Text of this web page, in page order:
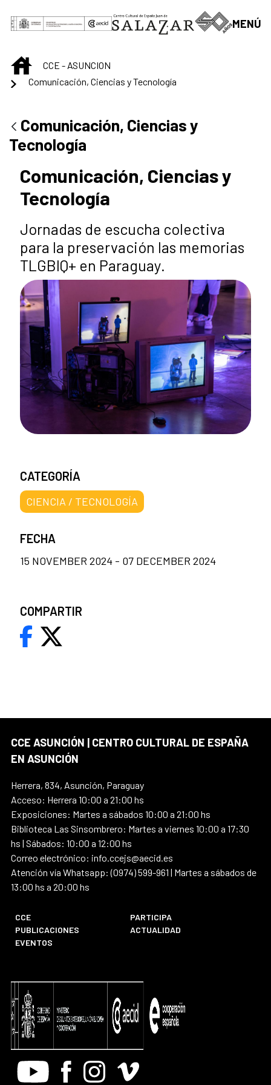
Saltar al contenido principal
MENÚ
INICIOCCE - ASUNCION
Comunicación, Ciencias y Tecnología
Comunicación, Ciencias y
Tecnología
Comunicación, Ciencias y
Tecnología
Jornadas de escucha colectiva
para la preservación las memorias
TLGBIQ+ en Paraguay.
CATEGORÍA
CIENCIA / TECNOLOGÍA
FECHA
15 NOVEMBER 2024 - 07 DECEMBER 2024
COMPARTIR
CCE ASUNCIÓN | CENTRO CULTURAL DE ESPAÑA
EN ASUNCIÓN
Herrera, 834, Asunción, Paraguay
Acceso: Herrera 10:00 a 21:00 hs
Exposiciones: Martes a sábados 10:00 a 21:00 hs
Biblioteca Las Sinsombrero: Martes a viernes 10:00 a 17:30
hs | Sábados: 10:00 a 12:00 hs
Correo electrónico: info.ccejs@aecid.es
Atención vía Whatsapp: (0974) 599-961 | Martes a sábados de
13:00 hs a 20:00 hs
CCE
PARTICIPA
PUBLICACIONES
ACTUALIDAD
EVENTOS
Youtube FacebookInstagram
Vimeo